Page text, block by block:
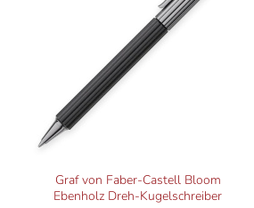
Graf von Faber-Castell Bloom
Ebenholz Dreh-Kugelschreiber